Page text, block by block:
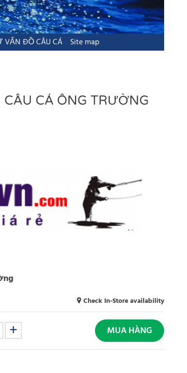
VẤN ĐỒ CÂU CÁ
Site map
CÁ ÔNG TRƯỜNG
Check In-Store availability
MUA HÀNG